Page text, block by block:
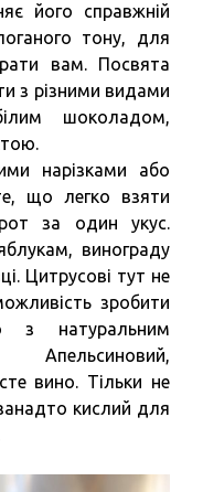
його справжній
тону, для
вам. Посвята
з різними видами
шоколадом,
нарізками або
що легко взяти
за один укус.
винограду
Цитрусові тут не
зробити
з натуральним
вино. Тільки не
кислий для